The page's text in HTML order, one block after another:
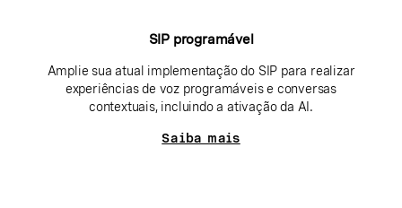
SIP programável
Amplie sua atual implementação do SIP para realizar
experiências de voz programáveis e conversas
contextuais, incluindo a ativação da AI.
Saiba mais